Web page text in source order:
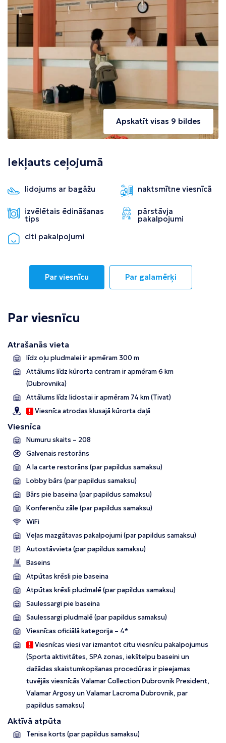
Apskatīt visas 9 bildes
Iekļauts ceļojumā
lidojums ar bagāžu naktsmītne viesnīcā
izvēlētais ēdināšanas
tips
pārstāvja
pakalpojumi
citi pakalpojumi
Par viesnīcu Par galamērķi
Par viesnīcu
Atrašanās vieta
līdz oļu pludmalei ir apmēram 300 m
Attālums līdz kūrorta centram ir apmēram 6 km
(Dubrovnika)
Attālums līdz lidostai ir apmēram 74 km (Tivat)
Viesnīca atrodas klusajā kūrorta daļā
Viesnīca
Numuru skaits – 208
Galvenais restorāns
A la carte restorāns (par papildus samaksu)
Lobby bārs (par papildus samaksu)
Bārs pie baseina (par papildus samaksu)
Konferenču zāle (par papildus samaksu)
WiFi
Veļas mazgātavas pakalpojumi (par papildus samaksu)
Autostāvvieta (par papildus samaksu)
Baseins
Atpūtas krēsli pie baseina
Atpūtas krēsli pludmalē (par papildus samaksu)
Saulessargi pie baseina
Saulessargi pludmalē (par papildus samaksu)
Viesnīcas oficiālā kategorija – 4*
Viesnīcas viesi var izmantot citu viesnīcu pakalpojumus
(Sporta aktivitātes, SPA zonas, iekštelpu baseini un
dažādas skaistumkopšanas procedūras ir pieejamas
tuvējās viesnīcās Valamar Collection Dubrovnik President,
Valamar Argosy un Valamar Lacroma Dubrovnik, par
papildus samaksu)
Aktīvā atpūta
Tenisa korts (par papildus samaksu)